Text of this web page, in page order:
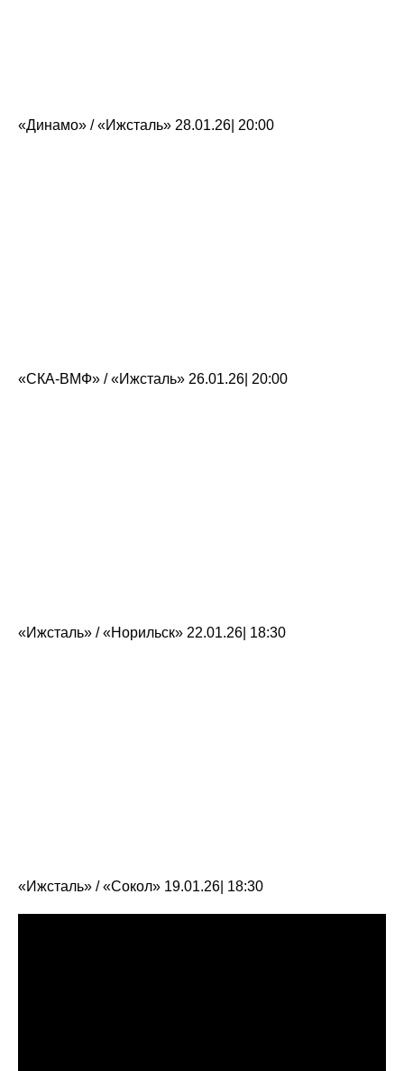
«Динамо» / «Ижсталь» 28.01.26| 20:00
«СКА-ВМФ» / «Ижсталь» 26.01.26| 20:00
«Ижсталь» / «Норильск» 22.01.26| 18:30
«Ижсталь» / «Сокол» 19.01.26| 18:30